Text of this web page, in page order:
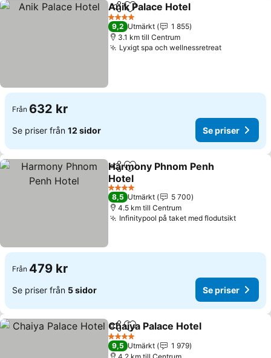
Dela Lägg till i Mina Favoriter
Anik Palace Hotel
4 Stjärnor
9,2 Utmärkt
1 855
3.1 km till Centrum
Lyxigt spa och wellnessretreatSe priser
Från 632 kr
Se priser från 12 sidor Se priser
Dela Lägg till i Mina Favoriter
Harmony Phnom Penh
Hotel
Se priser
4 Stjärnor
8,5 Utmärkt
5 700
4.5 km till Centrum
Infinitypool på taket med flodutsiktSe
Från 479 kr
Se priser från 5 sidor Se priser
Dela Lägg till i Mina Favoriter
Chaiya Palace Hotel
4 Stjärnor
9,5 Utmärkt
1 979